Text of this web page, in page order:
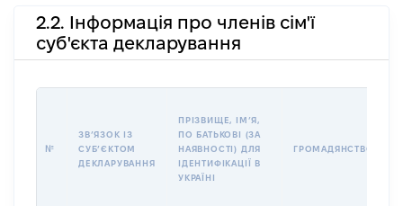
2.2. Інформація про членів сім'ї
суб'єкта декларування
№
ЗВʼЯЗОК ІЗ
СУБʼЄКТОМ
ДЕКЛАРУВАННЯ
ПРІЗВИЩЕ, ІМʼЯ,
ПО БАТЬКОВІ (ЗА
НАЯВНОСТІ) ДЛЯ
ІДЕНТИФІКАЦІЇ В
УКРАЇНІ
ГРОМАДЯНСТВО